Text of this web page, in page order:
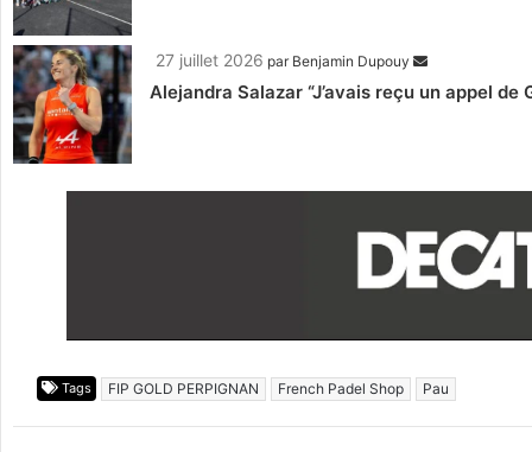
27 juillet 2026 par Benjamin Dupouy
Alejandra Salazar “J’avais reçu un appel
Tags FIP GOLD PERPIGNAN French Padel Shop Pau